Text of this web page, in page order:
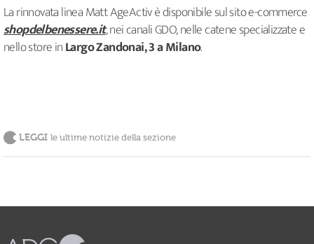
La rinnovata linea Matt AgeActiv è disponibile sul sito e-commerce
shopdelbenessere.it, nei canali GDO, nelle catene specializzate e
nello store inLargo Zandonai, 3 a Milano.
LEGGI le ultime notizie della sezione